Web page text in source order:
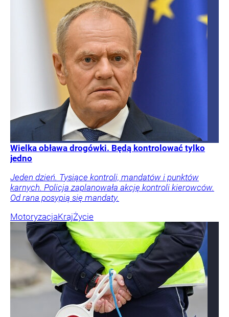
Wielka obława drogówki. Będą kontrolować tylko
jedno
Jeden dzień. Tysiące kontroli, mandatów i punktów
karnych. Policja zaplanowała akcję kontroli kierowców.
Od rana posypią się mandaty.
MotoryzacjaKrajŻycie